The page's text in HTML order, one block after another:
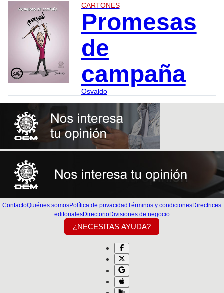
CARTONES
Promesas
de
campaña
Osvaldo
ContactoQuiénes somosPolítica de privacidadTérminos y condicionesDirectrices
editorialesDirectorioDivisiones de negocio
¿NECESITAS AYUDA?